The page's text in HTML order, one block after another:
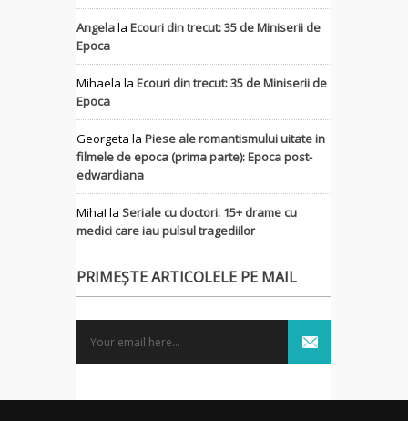
Angelala Ecouri din trecut: 35 de Miniserii de
Epoca
Mihaela la Ecouri din trecut: 35 de Miniserii de
Epoca
Georgeta la Piese ale romantismului uitate in
filmele de epoca (prima parte): Epoca post-
edwardiana
MihaI la Seriale cu doctori: 15+ drame cu
medici care iau pulsul tragediilor
PRIMEȘTE ARTICOLELE PE MAIL